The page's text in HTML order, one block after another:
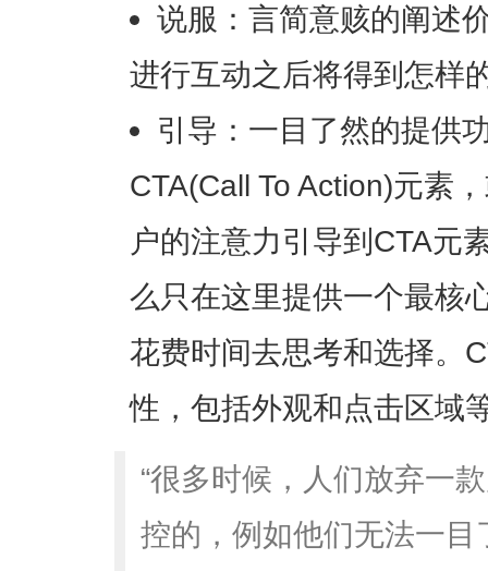
说服：言简意赅的阐述
进行互动之后将得到怎样
引导：一目了然的提供
CTA(Call To Action)元素
户的注意力引导到CTA元
么只在这里提供一个最核
花费时间去思考和选择。
性，包括外观和点击区域
“很多时候，人们放弃一
控的，例如他们无法一